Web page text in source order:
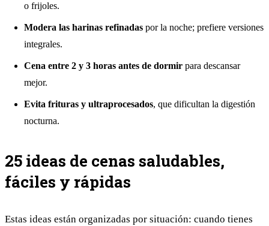
o frijoles.
Modera las harinas refinadas por la noche; prefiere versiones
integrales.
Cena entre 2 y 3 horas antes de dormir para descansar
mejor.
Evita frituras y ultraprocesados, que dificultan la digestión
nocturna.
25 ideas de cenas saludables,
fáciles y rápidas
Estas ideas están organizadas por situación: cuando tienes